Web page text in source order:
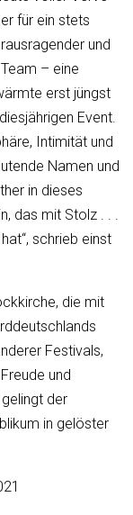
für ein stets
und
– eine
erst jüngst
Event.
Intimität und
Namen und
in dieses
das mit Stolz . . .
schrieb einst
die mit
Festivals,
und
der
in gelöster